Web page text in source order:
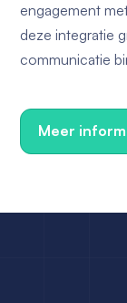
engagement
deze integratie
communicatie
Meer